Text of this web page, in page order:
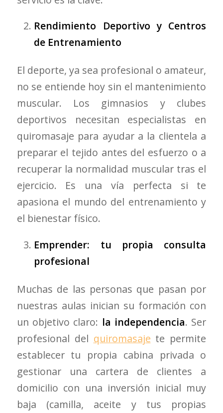
Rendimiento Deportivo y Centros
de Entrenamiento
El deporte, ya sea profesional o amateur,
no se entiende hoy sin el mantenimiento
muscular. Los gimnasios y clubes
deportivos necesitan especialistas en
quiromasaje para ayudar a la clientela a
preparar el tejido antes del esfuerzo o a
recuperar la normalidad muscular tras el
ejercicio. Es una vía perfecta si te
apasiona el mundo del entrenamiento y
el bienestar físico.
Emprender: tu propia consulta
profesional
Muchas de las personas que pasan por
nuestras aulas inician su formación con
un objetivo claro: la independencia. Ser
profesional del quiromasaje te permite
establecer tu propia cabina privada o
gestionar una cartera de clientes a
domicilio con una inversión inicial muy
baja (camilla, aceite y tus propias